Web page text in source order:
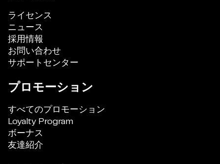
ライセンス
ニュース
採用情報
お問い合わせ
サポートセンター
プロモーション
すべてのプロモーション
Loyalty Program
ボーナス
友達紹介